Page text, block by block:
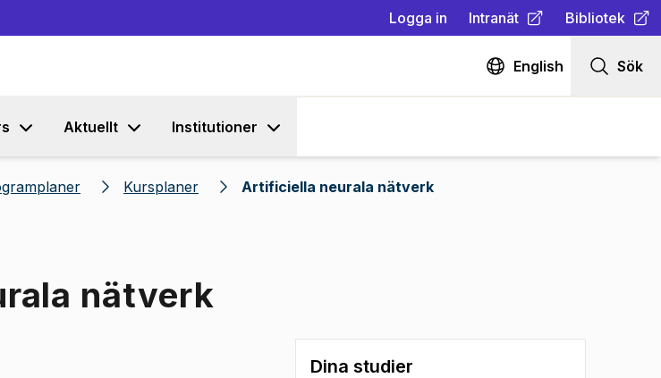
Logga in Intranät
(Öppnas i ny flik)
Bibliotek
(Öppnas i ny
English Sök
Aktuellt Institutioner
Kursplaner Artificiella neurala nätverk
nätverk
Dina studier